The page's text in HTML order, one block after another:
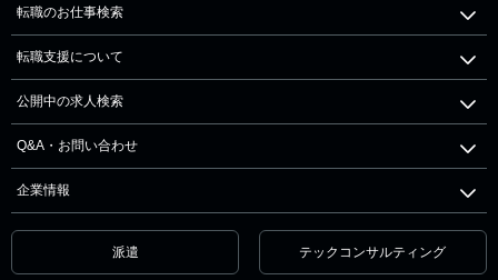
転職のお仕事検索
転職支援について
公開中の求人検索
Q&A・お問い合わせ
企業情報
派遣 テックコンサルティング